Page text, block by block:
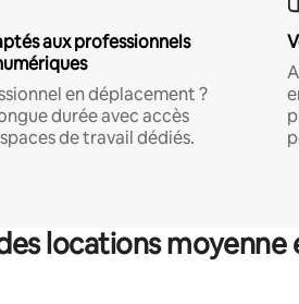
aux professionnels
en déplacement ?
durée avec accès
de travail dédiés.
locations